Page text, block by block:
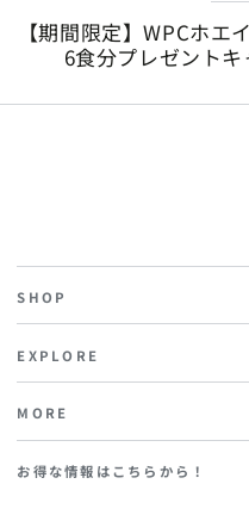
【期間限定】WPCホ
6食分プレゼント
SHOP
EXPLORE
MORE
お得な情報はこちらから！